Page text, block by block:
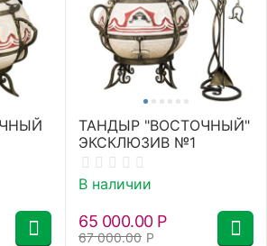
ТАНДЫР "ВОСТОЧНЫЙ"
ЭКСКЛЮЗИВ №1
В наличии
67 000.00 Р
65 000.00 Р